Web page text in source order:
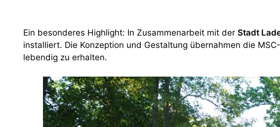
Ein besonderes Highlight: In Zusammenarbeit mit der Stadt
installiert. Die Konzeption und Gestaltung übernahmen die
lebendig zu erhalten.